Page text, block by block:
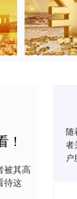
！
被其高
待这
随
者
户